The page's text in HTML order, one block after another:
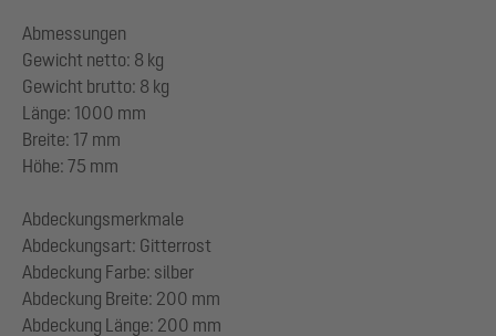
Abmessungen
Gewicht netto: 8 kg
Gewicht brutto: 8 kg
Länge: 1000 mm
Breite: 17 mm
Höhe: 75 mm
Abdeckungsmerkmale
Abdeckungsart: Gitterrost
Abdeckung Farbe: silber
Abdeckung Breite: 200 mm
Abdeckung Länge: 200 mm